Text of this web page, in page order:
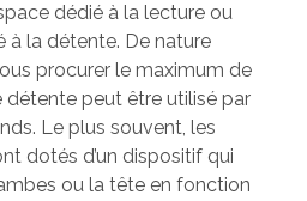
dédié à la lecture ou
à la détente. De nature
procurer le maximum de
détente peut être utilisé par
Le plus souvent, les
dotés d’un dispositif qui
ou la tête en fonction